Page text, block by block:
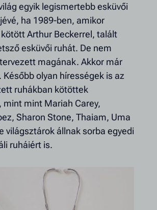
egyik legismertebb esküvői
ha 1989-ben, amikor
Arthur Beckerrel, talált
esküvői ruhát. De nem
magának. Akkor már
Később olyan hírességek is az
ruhákban kötöttek
mint mint Mariah Carey,
Sharon Stone, Thaiam, Uma
világsztárok állnak sorba egyedi
ruháiért is.